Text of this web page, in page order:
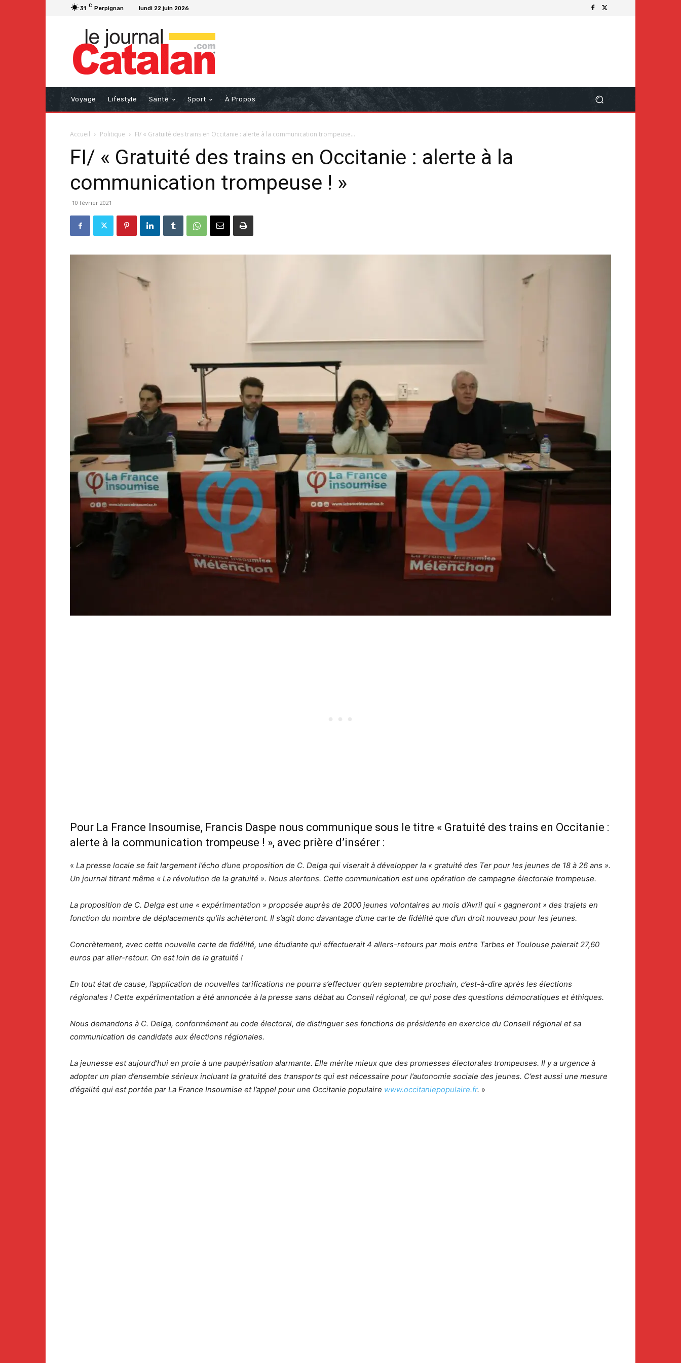
31 C Perpignan lundi 22 juin 2026
Voyage Lifestyle Santé Sport À Propos
Accueil Politique FI/ « Gratuité des trains en Occitanie : alerte à la communication trompeuse...
FI/ « Gratuité des trains en Occitanie : alerte à la
communication trompeuse ! »
10 février 2021
Pour La France Insoumise, Francis Daspe nous communique sous le titre « Gratuité des trains en Occitanie :
alerte à la communication trompeuse ! », avec prière d’insérer :
« La presse locale se fait largement l’écho d’une proposition de C. Delga qui viserait à développer la « gratuité des Ter pour les jeunes de 18 à 26 ans ».
Un journal titrant même « La révolution de la gratuité ». Nous alertons. Cette communication est une opération de campagne électorale trompeuse.
La proposition de C. Delga est une « expérimentation » proposée auprès de 2000 jeunes volontaires au mois d’Avril qui « gagneront » des trajets en
fonction du nombre de déplacements qu’ils achèteront. Il s’agit donc davantage d’une carte de fidélité que d’un droit nouveau pour les jeunes.
Concrètement, avec cette nouvelle carte de fidélité, une étudiante qui effectuerait 4 allers-retours par mois entre Tarbes et Toulouse paierait 27,60
euros par aller-retour. On est loin de la gratuité !
En tout état de cause, l’application de nouvelles tarifications ne pourra s’effectuer qu’en septembre prochain, c’est-à-dire après les élections
régionales ! Cette expérimentation a été annoncée à la presse sans débat au Conseil régional, ce qui pose des questions démocratiques et éthiques.
Nous demandons à C. Delga, conformément au code électoral, de distinguer ses fonctions de présidente en exercice du Conseil régional et sa
communication de candidate aux élections régionales.
La jeunesse est aujourd’hui en proie à une paupérisation alarmante. Elle mérite mieux que des promesses électorales trompeuses. Il y a urgence à
adopter un plan d’ensemble sérieux incluant la gratuité des transports qui est nécessaire pour l’autonomie sociale des jeunes. C’est aussi une mesure
d’égalité qui est portée par La France Insoumise et l’appel pour une Occitanie populaire www.occitaniepopulaire.fr. »